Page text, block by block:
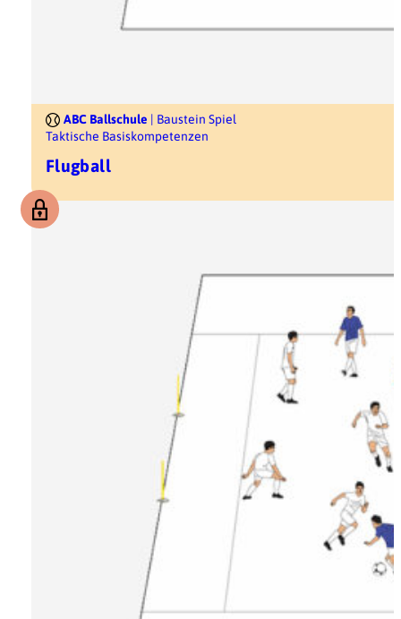
ABC Ballschule | Baustein Spiel
Taktische Basiskompetenzen
Flugball